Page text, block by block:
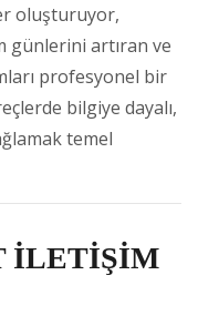
oluşturuyor,
günlerini artıran ve
profesyonel bir
bilgiye dayalı,
temel
İLETİŞİM